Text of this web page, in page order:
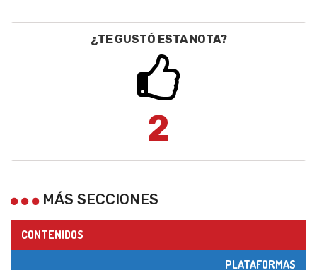
¿TE GUSTÓ ESTA NOTA?
2
MÁS SECCIONES
CONTENIDOS
PLATAFORMAS